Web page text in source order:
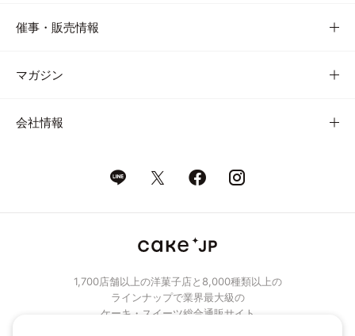
催事・販売情報
マガジン
会社情報
1,700店舗以上の洋菓子店と8,000種類以上の
ラインナップで業界最大級の
ケーキ・スイーツ総合通販サイト